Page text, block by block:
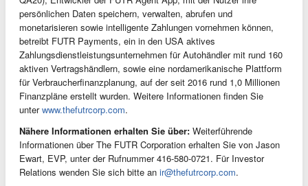
persönlichen Daten speichern, verwalten, abrufen und
monetarisieren sowie intelligente Zahlungen vornehmen können,
betreibt FUTR Payments, ein in den USA aktives
Zahlungsdienstleistungsunternehmen für Autohändler mit rund 160
aktiven Vertragshändlern, sowie eine nordamerikanische Plattform
für Verbraucherfinanzplanung, auf der seit 2016 rund 1,0 Millionen
Finanzpläne erstellt wurden. Weitere Informationen finden Sie
unterwww.thefutrcorp.com.
Nähere Informationen erhalten Sie über: Weiterführende
Informationen über The FUTR Corporation erhalten Sie von Jason
Ewart, EVP, unter der Rufnummer 416-580-0721. Für Investor
Relations wenden Sie sich bitte an ir@thefutrcorp.com.